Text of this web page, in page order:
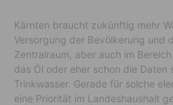
Kärnten braucht zukünftig mehr
Versorgung der Bevölkerung und
Zentralraum, aber auch im
das Öl oder eher schon die Daten
Trinkwasser. Gerade für solche
eine Priorität im Landeshaushalt